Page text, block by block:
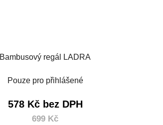
Bambusový regál LADRA
Pouze pro přihlášené
578 Kč bez DPH
699 Kč